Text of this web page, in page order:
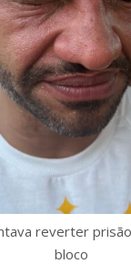
reverter
bloco